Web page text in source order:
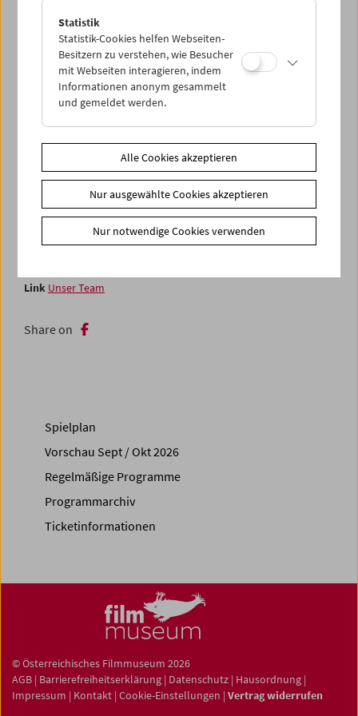
die Entwertung von Bildern durch ihre radikale
Manipulation noch nie so einfach war.
Feiern Sie mit uns das Ende der Spielzeit 2025/26 mit
einer fröhlich und unbeschwert zusammengestellten
Auswahl unserer innigsten Wünsche – und stoßen wir auf
die bevorstehende Sommerpause an, in Vorfreude auf die
neue Filmsaison im September. (Jurij Meden)
Sofern nicht anders angegeben, sind die Programmtexte
eine Gemeinschaftsarbeit.
In Anwesenheit der Filmemacher*innen
Zusätzliche Materialien
Link Unser Team
Share on
Spielplan
Vorschau Sept / Okt 2026
Regelmäßige Programme
Programmarchiv
Ticketinformationen
© Österreichisches Filmmuseum 2026
AGB | Barrierefreiheitserklärung | Datenschutz | Hausordnung |
Impressum | Kontakt | Cookie-Einstellungen | Vertrag widerrufen
Statistik
Statistik-Cookies helfen Webseiten-
Besitzern zu verstehen, wie Besucher
mit Webseiten interagieren, indem
Informationen anonym gesammelt
und gemeldet werden.
Alle Cookies akzeptieren
Nur ausgewählte Cookies akzeptieren
Nur notwendige Cookies verwenden